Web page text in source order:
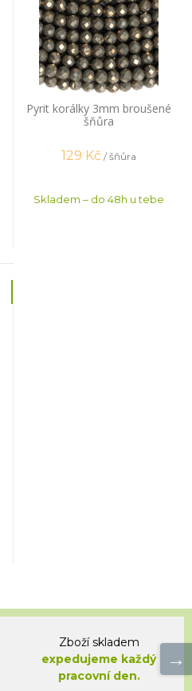
Pyrit korálky 3mm broušené
šňůra
129 Kč / šňůra
Skladem – do 48h u tebe
Zboží skladem
expedujeme každý
pracovní den.